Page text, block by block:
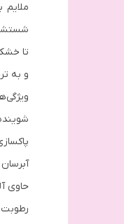
و به
حاوی
رطوبت